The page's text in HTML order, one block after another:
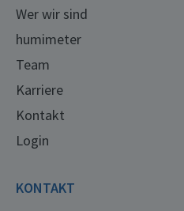
Wer wir sind
humimeter
Team
Karriere
Kontakt
Login
KONTAKT